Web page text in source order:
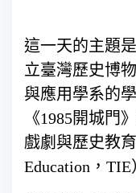
這一天的主題
立臺灣歷史博
與應用學系的
《1985開城門
戲劇與歷史教
Education，TIE